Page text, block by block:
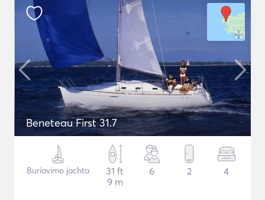
Beneteau First 31.7
Buriavimo jachta
31 ft
9 m
6 2 4